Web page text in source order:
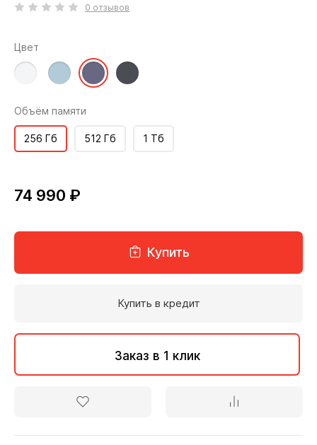
0 отзывов
Цвет
Объём памяти
256 Гб 512 Гб 1 Тб
74 990 ₽
Купить
Купить в кредит
Заказ в 1 клик